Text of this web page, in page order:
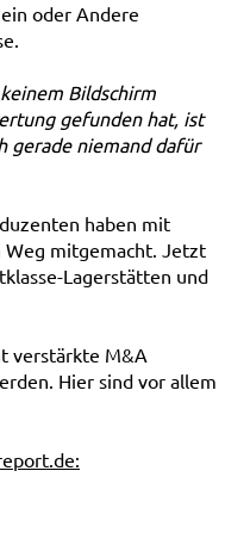
oder Andere
Bildschirm
gefunden hat, ist
gerade niemand dafür
haben mit
Weg mitgemacht. Jetzt
Lagerstätten und
verstärkte M&A
Hier sind vor allem